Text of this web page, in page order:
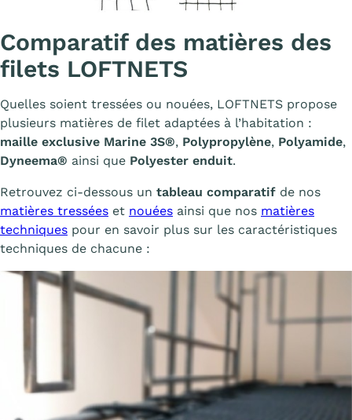
Comparatif des matières des
filets LOFTNETS
Quelles soient tressées ou nouées, LOFTNETS propose
plusieurs matières de filet adaptées à l’habitation :
maille exclusive Marine 3S®, Polypropylène, Polyamide,
Dyneema® ainsi que Polyester enduit.
Retrouvez ci-dessous un tableau comparatif de nos
matières tressées et nouées ainsi que nos matières
techniques pour en savoir plus sur les caractéristiques
techniques de chacune :